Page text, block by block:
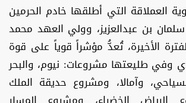
العملاقة التي أطلقها خادم الحرمين
بن عبدالعزيز، وولي العهد محمد
الأخيرة، تُعدُّ مؤشراً قوياً على قوة
وفي طليعتها مشروعات: نيوم، والبحر
وآمالا، ومشروع حديقة الملك